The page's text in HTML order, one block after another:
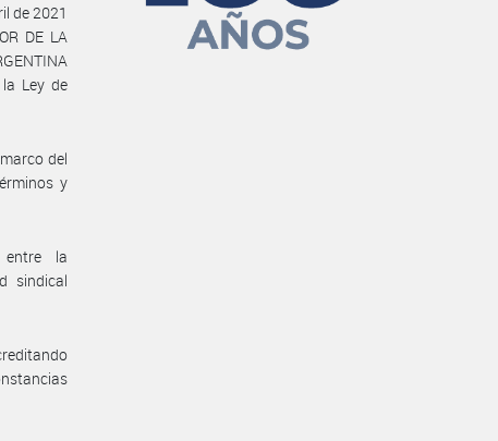
de 2021
DE LA
Ley de
del
y
la
sindical